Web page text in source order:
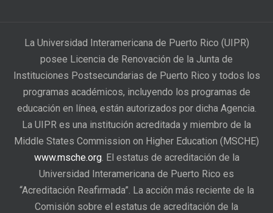
La Universidad Interamericana de Puerto Rico (UIPR)
posee Licencia de Renovación de la Junta de
Instituciones Postsecundarias de Puerto Rico y todos los
programas académicos, incluyendo los programas de
educación en línea, están autorizados por dicha Agencia.
La UIPR es una institución acreditada y miembro de la
Middle States Commission on Higher Education (MSCHE)
www.msche.org. El estatus de acreditación de la
Universidad Interamericana de Puerto Rico es
“Acreditación Reafirmada”. La acción más reciente de la
Comisión sobre el estatus de acreditación de la